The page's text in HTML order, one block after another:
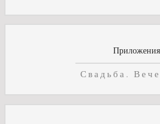
Приложения
Свадьба.